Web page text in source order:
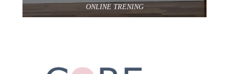
ONLINE TRENING